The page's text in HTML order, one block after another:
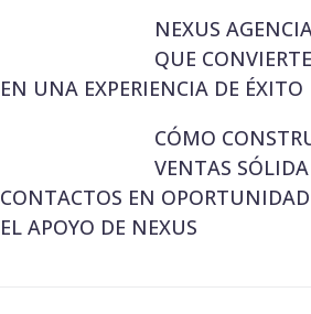
NEXUS
QUE
EN UNA EXPERIENCIA DE ÉXITO
CÓMO
VENTAS
CONTACTOS EN
EL APOYO DE NEXUS